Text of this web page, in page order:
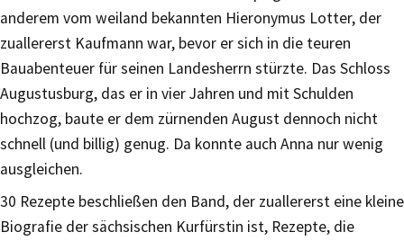
anderem vom weiland bekannten Hieronymus Lotter, der
zuallererst Kaufmann war, bevor er sich in die teuren
Bauabenteuer für seinen Landesherrn stürzte. Das Schloss
Augustusburg, das er in vier Jahren und mit Schulden
hochzog, baute er dem zürnenden August dennoch nicht
schnell (und billig) genug. Da konnte auch Anna nur wenig
ausgleichen.
30 Rezepte beschließen den Band, der zuallererst eine kleine
Biografie der sächsischen Kurfürstin ist, Rezepte, die